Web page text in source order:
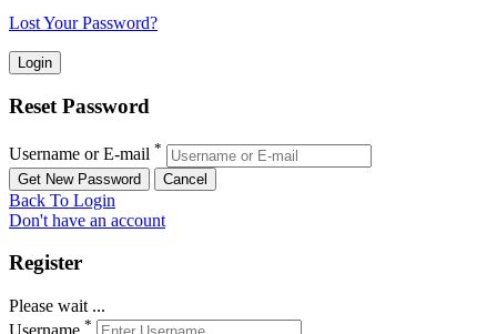
Lost Your Password?
Reset Password
Username or E-mail *
Back To Login
Don't have an account
Register
Please wait ...
*